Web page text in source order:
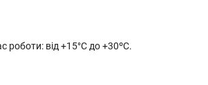
роботи: від +15°C до +30ºС.